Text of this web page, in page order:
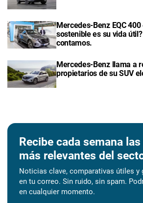
Mercedes-Benz EQC
sostenible es su vida
contamos.
Mercedes-Benz llama a
propietarios de su SUV
Recibe cada semana
más relevantes del
Noticias clave, comparativas útiles y
en tu correo. Sin ruido, sin spam.
en cualquier momento.